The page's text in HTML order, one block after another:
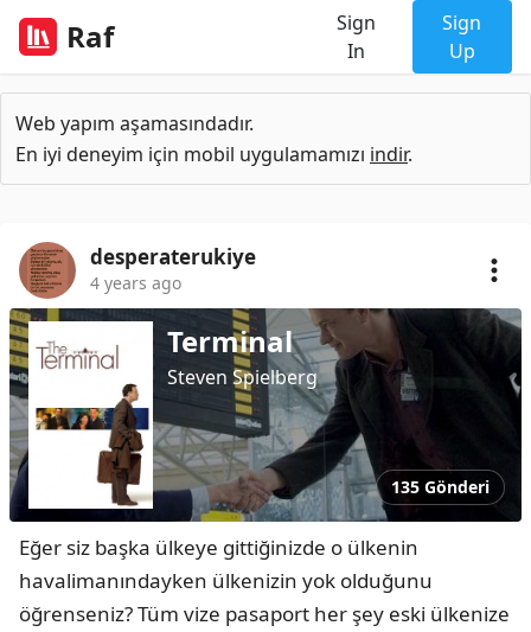
Raf
Sign
In
Sign
Up
Web yapım aşamasındadır.
En iyi deneyim için mobil uygulamamızı indir.
desperaterukiye
4 years ago
Terminal
Steven Spielberg
135 Gönderi
Eğer siz başka ülkeye gittiğinizde o ülkenin
havalimanındayken ülkenizin yok olduğunu
öğrenseniz? Tüm vize pasaport her şey eski ülkenize